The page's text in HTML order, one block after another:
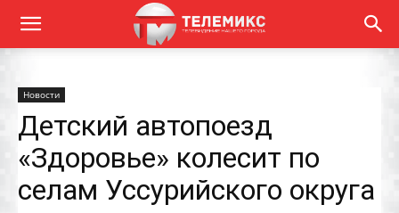
Новости
Детский автопоезд
«Здоровье» колесит по
селам Уссурийского округа